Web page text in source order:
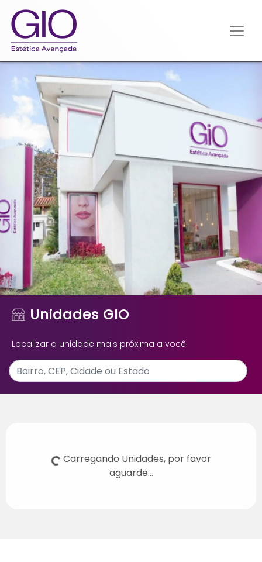
Unidades GIO
Localizar a unidade mais próxima a você.
Carregando Unidades, por favor
aguarde...